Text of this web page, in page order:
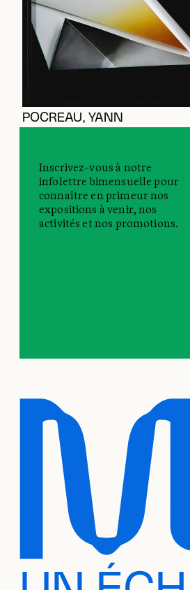
POCREAU, YANN
Inscrivez-vous à notre
infolettre bimensuelle pour
connaître en primeur nos
expositions à venir, nos
activités et nos promotions.